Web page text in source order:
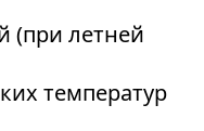
(при летней
температур